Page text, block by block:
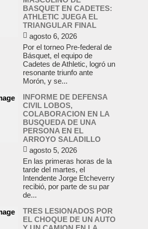
BASQUET EN CADETES:
ATHLETIC JUEGA EL
TRIANGULAR FINAL
agosto 6, 2026
Por el torneo Pre-federal de
Básquet, el equipo de
Cadetes de Athletic, logró un
resonante triunfo ante
Morón, y se...
INFORME DE DEFENSA
CIVIL LOBOS,
COLABORACION EN LA
BUSQUEDA DE UNA
PERSONA EN EL
ARROYO SALADILLO
agosto 5, 2026
En las primeras horas de la
tarde del martes, el
Intendente Jorge Etcheverry
recibió, por parte de su par
de...
TRES LESIONADOS POR
EL CHOQUE DE UN AUTO